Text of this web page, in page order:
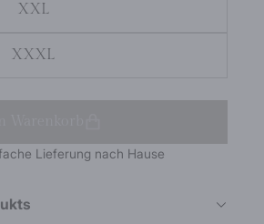
XXL
XXXL
Lieferung nach Hause